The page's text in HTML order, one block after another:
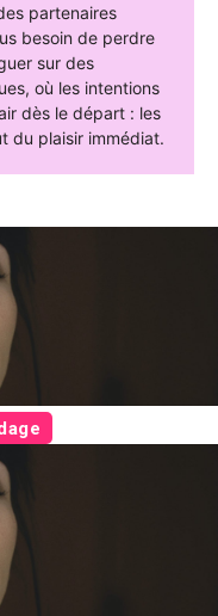
partenaires
besoin de perdre
sur des
où les intentions
dès le départ : les
du plaisir immédiat.